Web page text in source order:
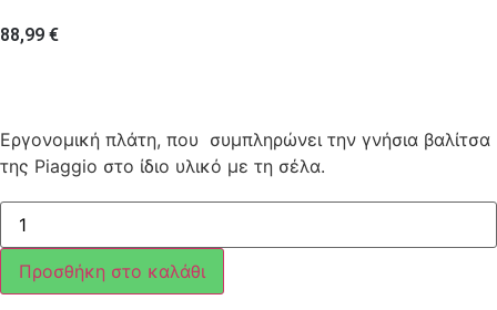
88,99 €
Εργονομική πλάτη, που συμπληρώνει την γνήσια βαλίτσα
της Piaggio στο ίδιο υλικό με τη σέλα.
ΠΛΑΤΗ
ΒΑΛΙΤΣΑΣ
32LT
LIBERTY
iGET/MEDLEY
ΜΠΕΖ
Προσθήκη στο καλάθι